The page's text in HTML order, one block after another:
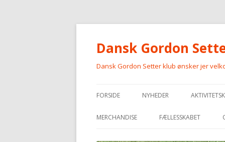
Dansk Gordon
Dansk Gordon Setter klub ønsker jer
FORSIDE NYHEDER
MERCHANDISE FÆLLESSKABET